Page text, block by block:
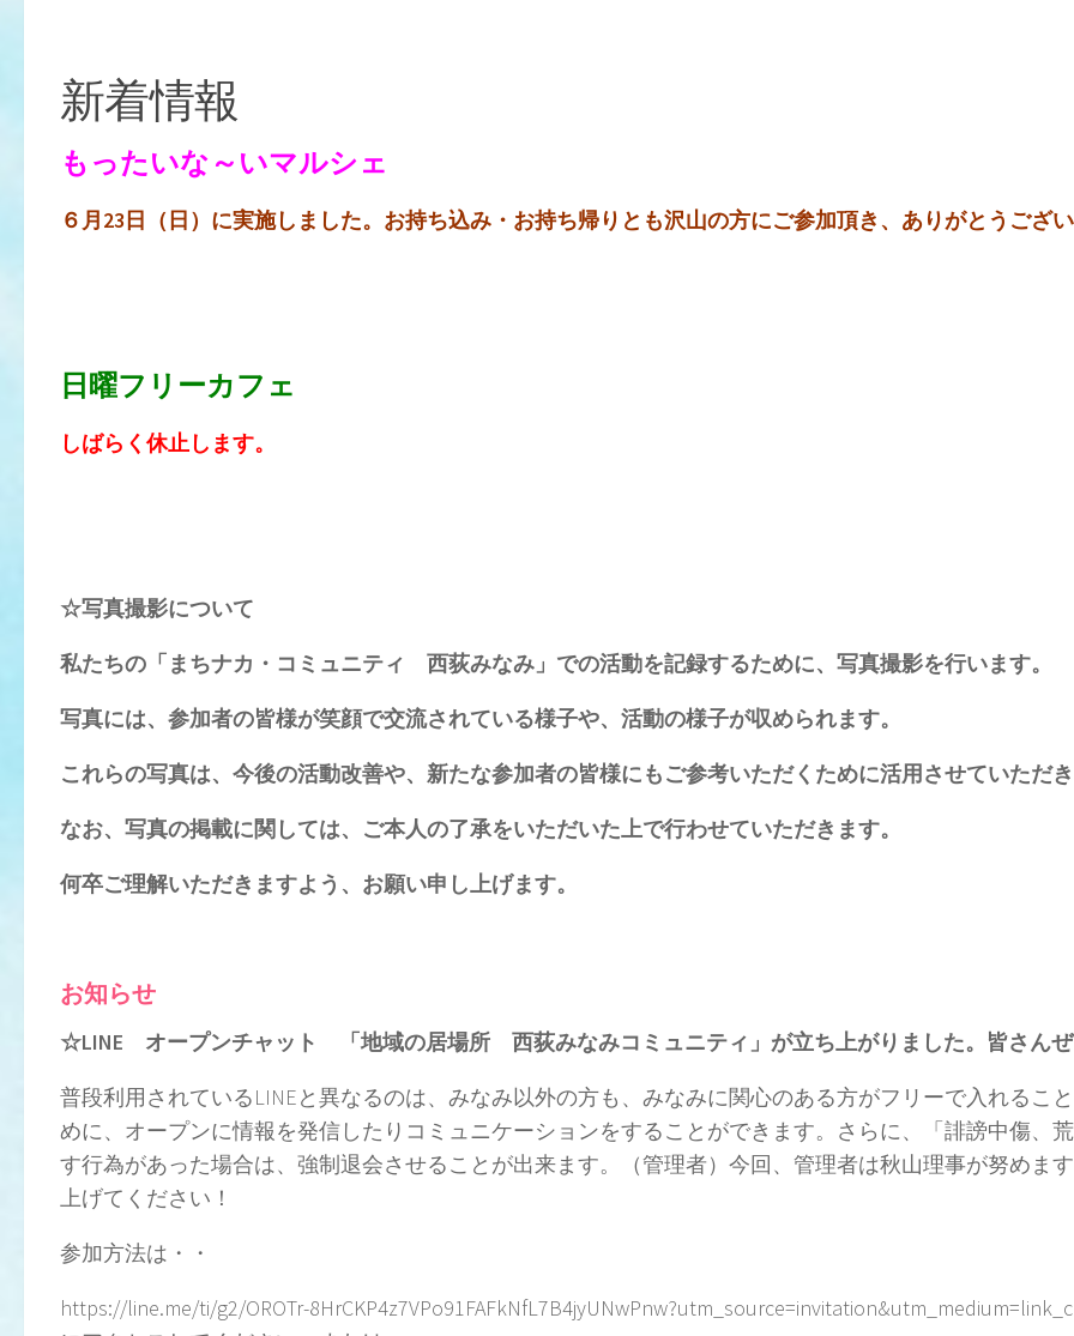
新着情報
もったいな～いマルシェ
６月23日（日）に実施しました。お持ち込み・お持ち帰りとも沢山の方にご参加頂き、ありがとうござ
日曜フリーカフェ
しばらく休止します。
☆写真撮影について
私たちの「まちナカ・コミュニティ 西荻みなみ」での活動を記録するために、写真撮影を行います。
写真には、参加者の皆様が笑顔で交流されている様子や、活動の様子が収められます。
これらの写真は、今後の活動改善や、新たな参加者の皆様にもご参考いただくために活用させていただ
なお、写真の掲載に関しては、ご本人の了承をいただいた上で行わせていただきます。
何卒ご理解いただきますよう、お願い申し上げます。
お知らせ
☆LINE オープンチャット 「地域の居場所 西荻みなみコミュニティ」が立ち上がりました。皆さんぜ
普段利用されているLINEと異なるのは、みなみ以外の方も、みなみに関心のある方がフリーで入れるこ
めに、オープンに情報を発信したりコミュニケーションをすることができます。さらに、「誹謗中傷、
す行為があった場合は、強制退会させることが出来ます。（管理者）今回、管理者は秋山理事が努めま
上げてください！
参加方法は・・
https://line.me/ti/g2/OROTr-